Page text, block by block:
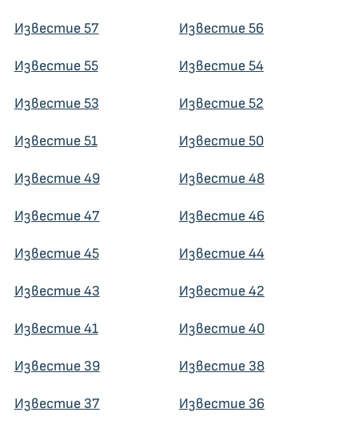
Известие 57 Известие 56
Известие 55 Известие 54
Известие 53 Известие 52
Известие 51 Известие 50
Известие 49 Известие 48
Известие 47 Известие 46
Известие 45 Известие 44
Известие 43 Известие 42
Известие 41 Известие 40
Известие 39 Известие 38
Известие 37 Известие 36